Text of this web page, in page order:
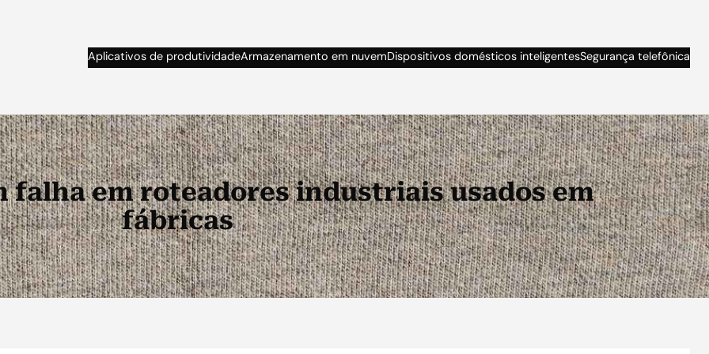
Aplicativos de produtividadeArmazenamento em nuvemDispositivos domésticos inteligentesSegurança telefônica
falha em roteadores industriais usados em
fábricas